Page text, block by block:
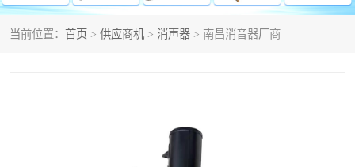
当前位置： 首页 > 供应商机 > 消声器 > 南昌消音器厂商